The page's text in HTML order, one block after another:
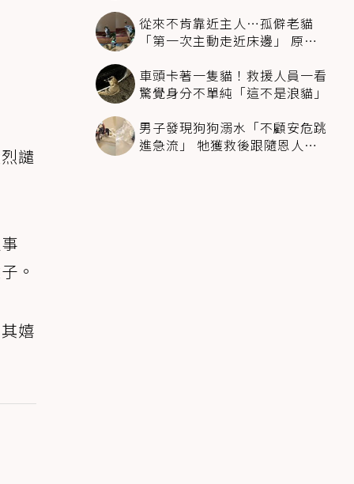
譴
。
嬉
從來不肯靠近主人…孤僻老貓
「第一次主動走近床邊」 原因
車頭卡著一隻貓！救援人員一看
驚覺身分不單純「這不是浪貓」
男子發現狗狗溺水「不顧安危跳
進急流」 牠獲救後跟隨恩人不